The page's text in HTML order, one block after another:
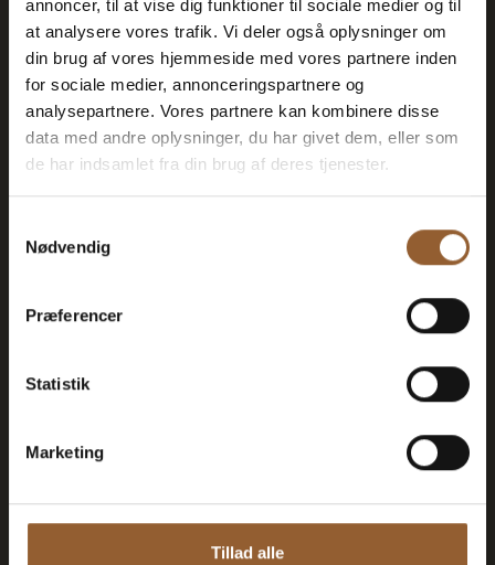
annoncer, til at vise dig funktioner til sociale medier og til
at analysere vores trafik. Vi deler også oplysninger om
din brug af vores hjemmeside med vores partnere inden
for sociale medier, annonceringspartnere og
analysepartnere. Vores partnere kan kombinere disse
data med andre oplysninger, du har givet dem, eller som
de har indsamlet fra din brug af deres tjenester.
Nødvendig
Præferencer
Statistik
Marketing
Tillad alle
Platin
699 DKK
12 Monate freier Eintritt in alle unsere
Museen
Geeignet für den Bork-Wikinger-Markt,
Naturkraft Dark und Lokes Aften
Mitgliedervorteil bei Universe
Mehr Infos